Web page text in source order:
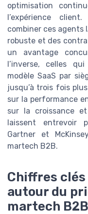
optimisation
l’expérience
combiner ces agents
robuste et des
un avantage
l’inverse, celles
modèle SaaS par
jusqu’à trois fois
sur la performance
sur la croissance
laissent entrevoir
Gartner et
martech B2B.
Chiffres
autour du
martech B2B